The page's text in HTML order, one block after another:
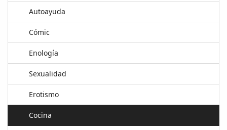
Autoayuda
Cómic
Enología
Sexualidad
Erotismo
Cocina